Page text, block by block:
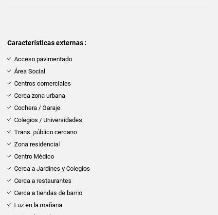
Características externas :
Acceso pavimentado
Área Social
Centros comerciales
Cerca zona urbana
Cochera / Garaje
Colegios / Universidades
Trans. público cercano
Zona residencial
Centro Médico
Cerca a Jardines y Colegios
Cerca a restaurantes
Cerca a tiendas de barrio
Luz en la mañana